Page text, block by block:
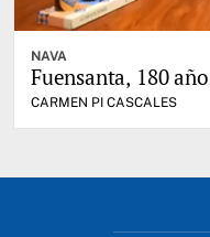
NAVA
Fuensanta, 180
CARMEN PI CASCALES